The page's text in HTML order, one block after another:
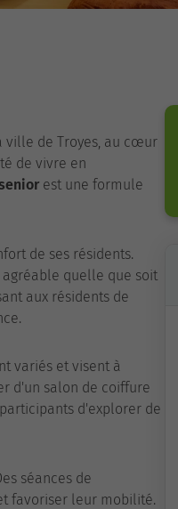
ville de Troyes, au cœur
de vivre en
est une formule
de ses résidents.
agréable quelle que soit
aux résidents de
variés et visent à
d'un salon de coiffure
d'explorer de
séances de
favoriser leur mobilité.